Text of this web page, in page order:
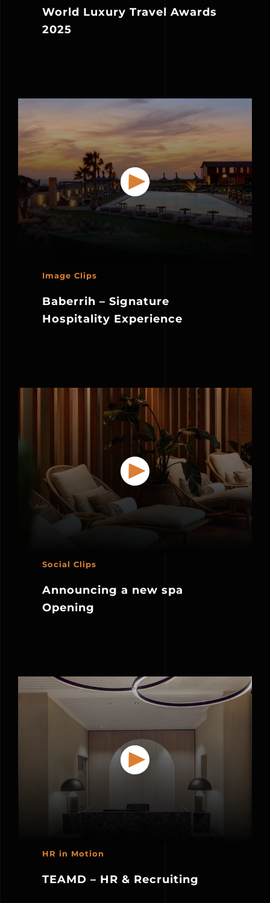
World Luxury Travel Awards
2025
Image Clips
Baberrih – Signature
Hospitality Experience
Social Clips
Announcing a new spa
Opening
HR in Motion
TEAMD – HR & Recruiting